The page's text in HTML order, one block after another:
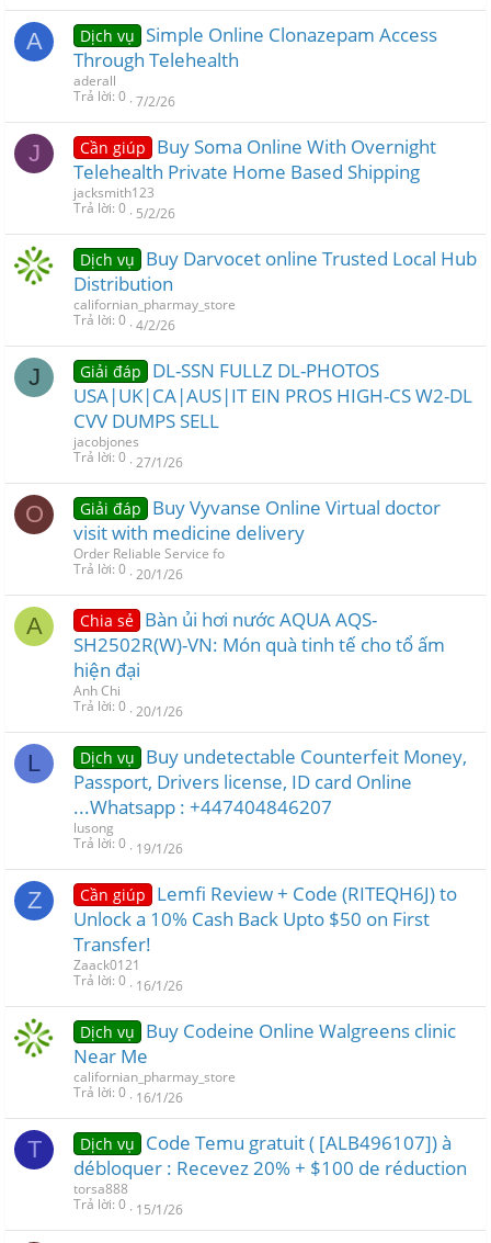
A Dịch vụ Simple Online Clonazepam Access
Through Telehealth
aderall
Trả lời 0 7/2/26
J Cần giúp
Buy Soma Online With Overnight
Telehealth Private Home Based Shipping
jacksmith123
Trả lời 0 5/2/26
Dịch vụ
Buy Darvocet online Trusted Local Hub
Distribution
californian_pharmay_store
Trả lời 0 4/2/26
J Giải đáp
DL-SSN FULLZ DL-PHOTOS
USA|UK|CA|AUS|IT EIN PROS HIGH-CS W2-DL
CVV DUMPS SELL
jacobjones
Trả lời 0 27/1/26
O Giải đáp
Buy Vyvanse Online Virtual doctor
visit with medicine delivery
Order Reliable Service fo
Trả lời 0 20/1/26
A Chia sẻ Bàn ủi hơi nước AQUA AQS-
SH2502R(W)-VN: Món quà tinh tế cho tổ ấm
hiện đại
Anh Chi
Trả lời 0 20/1/26
L Dịch vụ
Buy undetectable Counterfeit Money,
Passport, Drivers license, ID card Online
...Whatsapp : +447404846207
lusong
Trả lời 0 19/1/26
Z Cần giúp
Lemfi Review + Code (RITEQH6J) to
Unlock a 10% Cash Back Upto $50 on First
Transfer!
Zaack0121
Trả lời 0 16/1/26
Dịch vụ
Buy Codeine Online Walgreens clinic
Near Me
californian_pharmay_store
Trả lời 0 16/1/26
T Dịch vụ
Code Temu gratuit ( [ALB496107]) à
débloquer : Recevez 20% + $100 de réduction
torsa888
Trả lời 0 15/1/26